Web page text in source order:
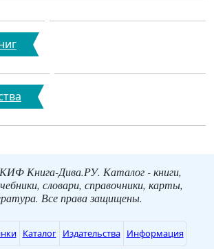
Книга-Дива.РУ. Каталог - книги,
словари, справочники, карты,
Все права защищены.
Каталог Издательства Информация